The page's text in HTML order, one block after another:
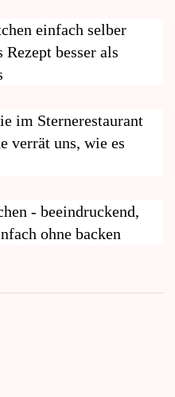
einfach selber
Rezept besser als
im Sternerestaurant
verrät uns, wie es
- beeindruckend,
ohne backen